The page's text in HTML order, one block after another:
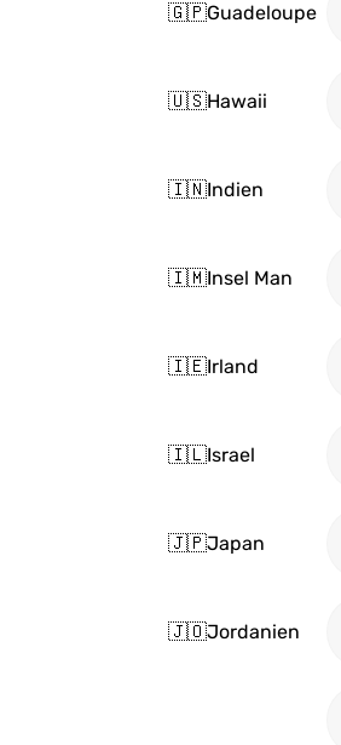
🇬🇵Guadeloupe
🇺🇸Hawaii
🇮🇳Indien
🇮🇲Insel Man
🇮🇪Irland
🇮🇱Israel
🇯🇵Japan
🇯🇴Jordanien